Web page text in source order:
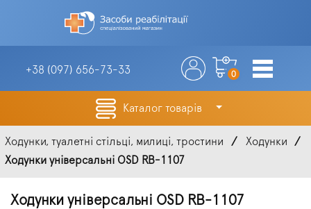
+38 (097) 656-73-33 0
Каталог товарів
Ходунки, туалетні стільці, милиці, тростини
Ходунки
Ходунки універсальні OSD RB-1107
Ходунки універсальні OSD RB-1107